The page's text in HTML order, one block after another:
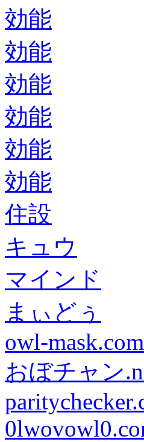
効能
効能
効能
効能
効能
効能
住設
キュウ
マインド
まぃどぅ
owl-mask.com
おぼチャン